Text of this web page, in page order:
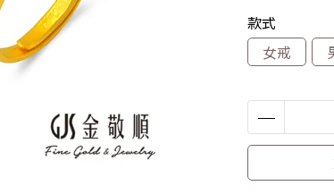
款式
女戒